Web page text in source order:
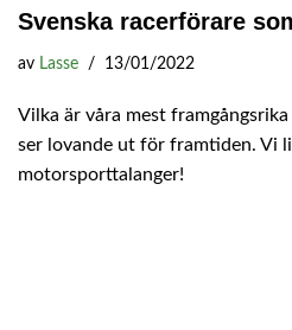
Svenska racerförare
av Lasse 13/01/2022
Vilka är våra mest
ser lovande ut för framtiden. Vi
motorsporttalanger!